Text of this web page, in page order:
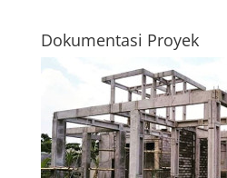
Dokumentasi Proyek